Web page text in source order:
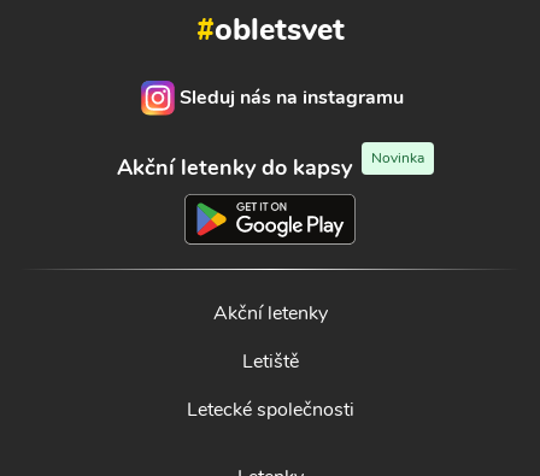
#obletsvet
Sleduj nás na instagramu
Akční letenky do kapsy Novinka
Akční letenky
Letiště
Letecké společnosti